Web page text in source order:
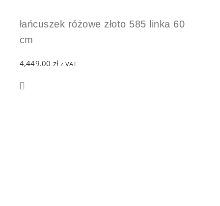
łańcuszek różowe złoto 585 linka 60
cm
4,449.00 zł z VAT